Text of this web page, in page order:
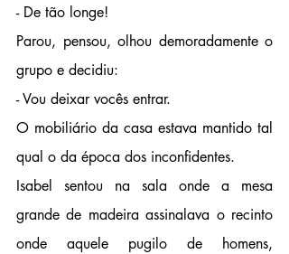
- De tão longe!
Parou, pensou, olhou demoradamente o
grupo e decidiu:
- Vou deixar vocês entrar.
O mobiliário da casa estava mantido tal
qual o da época dos inconfidentes.
Isabel sentou na sala onde a mesa
grande de madeira assinalava o recinto
onde aquele pugilo de homens,